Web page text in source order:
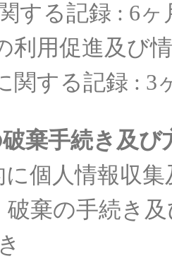
関する記録 : 6ヶ
利用促進及 び
関する記録 : 3
破棄手続き 及び
に個人情報収集
破棄の手続き 及
き